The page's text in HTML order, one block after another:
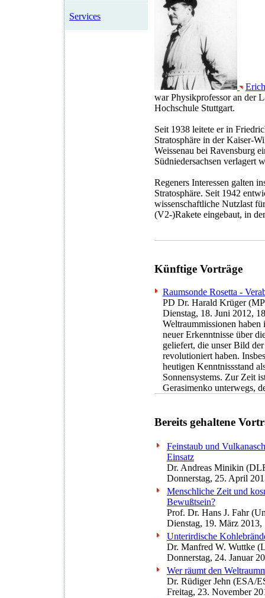
Services
war Physikprofessor an der
Hochschule Stuttgart.
Seit 1938 leitete er in
Stratosphäre in der Kaiser-
Weissenau bei Ravensburg
Südniedersachsen verlagert
Regeners Interessen galten
Stratosphäre. Seit 1942
wissenschaftliche Nutzlast
(V2-)Rakete eingebaut, in
Künftige Vorträge
Raumsonde Rosetta -
PD Dr. Harald Krüger
Dienstag, 18. Juni 2012,
Weltraummissionen
neuer Erkenntnisse über
geliefert, die unser Bild
revolutioniert haben.
heutigen Kenntnissstand
Sonnensystems. Zur Zeit
Gerasimenko unterwegs,
Bereits gehaltene
Feinstaub und
Einsatz
Dr. Andreas Minikin
Donnerstag, 25. April
Menschliche Zeit und
Bewußtsein?
Prof. Dr. Hans J. Fahr
Dienstag, 19. März
Unterirdische
Dr. Manfred W. Wuttke
Donnerstag, 24. Januar
Wer räumt den
Dr. Rüdiger Jehn (ESA/
Freitag, 23. November